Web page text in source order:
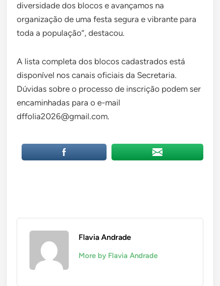
diversidade dos blocos e avançamos na
organização de uma festa segura e vibrante para
toda a população”, destacou.
A lista completa dos blocos cadastrados está
disponível nos canais oficiais da Secretaria.
Dúvidas sobre o processo de inscrição podem ser
encaminhadas para o e-mail
dffolia2026@gmail.com.
Flavia Andrade
More by Flavia Andrade